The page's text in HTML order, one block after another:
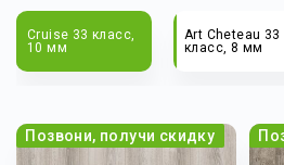
Art Cheteau 33
класс, 8 мм
Tornado 33
класс, 8 мм
Позвони, получи скидку